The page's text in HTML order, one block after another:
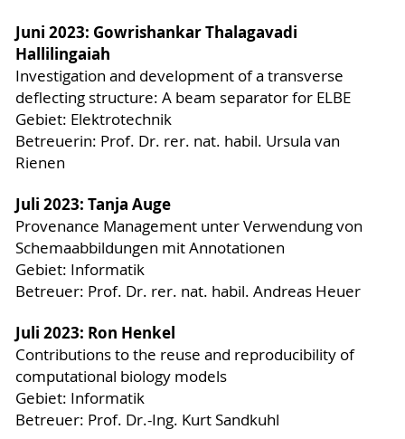
Juni 2023: Gowrishankar Thalagavadi
Hallilingaiah
Investigation and development of a transverse
deflecting structure: A beam separator for ELBE
Gebiet: Elektrotechnik
Betreuerin: Prof. Dr. rer. nat. habil. Ursula van
Rienen
Juli 2023: Tanja Auge
Provenance Management unter Verwendung von
Schemaabbildungen mit Annotationen
Gebiet: Informatik
Betreuer: Prof. Dr. rer. nat. habil. Andreas Heuer
Juli 2023: Ron Henkel
Contributions to the reuse and reproducibility of
computational biology models
Gebiet: Informatik
Betreuer: Prof. Dr.-Ing. Kurt Sandkuhl